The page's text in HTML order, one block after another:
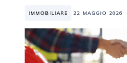
IMMOBILIARE 22 MAGGIO 2026